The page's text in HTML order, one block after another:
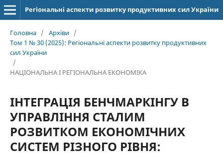
Регіональні аспекти розвитку продуктивних сил України
Головна / Архіви /
Том 1 № 30 (2025): Регіональні аспекти розвитку продуктивних
сил України
/
НАЦІОНАЛЬНА І РЕГІОНАЛЬНА ЕКОНОМІКА
ІНТЕГРАЦІЯ БЕНЧМАРКІНГУ В
УПРАВЛІННЯ СТАЛИМ
РОЗВИТКОМ ЕКОНОМІЧНИХ
СИСТЕМ РІЗНОГО РІВНЯ: